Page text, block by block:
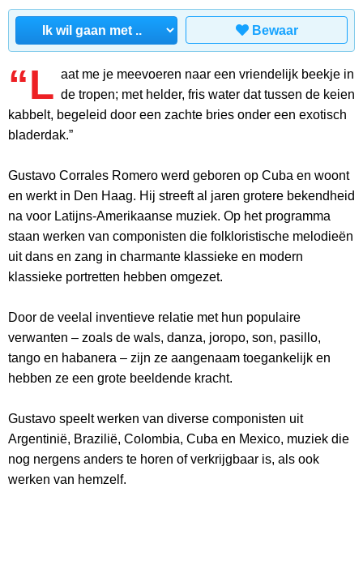
Bewaar
“L aat me je meevoeren naar een vriendelijk beekje in
de tropen; met helder, fris water dat tussen de keien
kabbelt, begeleid door een zachte bries onder een exotisch
bladerdak.”
Gustavo Corrales Romero werd geboren op Cuba en woont
en werkt in Den Haag. Hij streeft al jaren grotere bekendheid
na voor Latijns-Amerikaanse muziek. Op het programma
staan werken van componisten die folkloristische melodieën
uit dans en zang in charmante klassieke en modern
klassieke portretten hebben omgezet.
Door de veelal inventieve relatie met hun populaire
verwanten – zoals de wals, danza, joropo, son, pasillo,
tango en habanera – zijn ze aangenaam toegankelijk en
hebben ze een grote beeldende kracht.
Gustavo speelt werken van diverse componisten uit
Argentinië, Brazilië, Colombia, Cuba en Mexico, muziek die
nog nergens anders te horen of verkrijgbaar is, als ook
werken van hemzelf.